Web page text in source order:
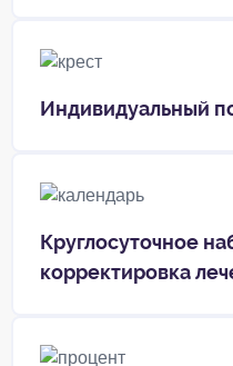
Индивидуальный
Круглосуточное
корректировка